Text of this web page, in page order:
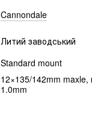
Cannondale
Литий заводський
Standard mount
12×135/142mm maxle,
1.0mm